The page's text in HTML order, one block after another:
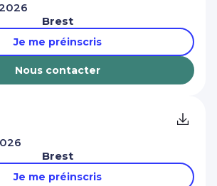
Brest
Je me préinscris
Nous contacter
Brest
Je me préinscris